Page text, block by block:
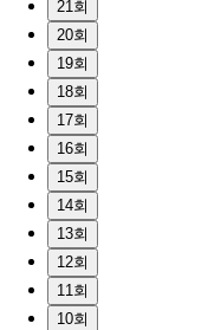
21회
20회
19회
18회
17회
16회
15회
14회
13회
12회
11회
10회